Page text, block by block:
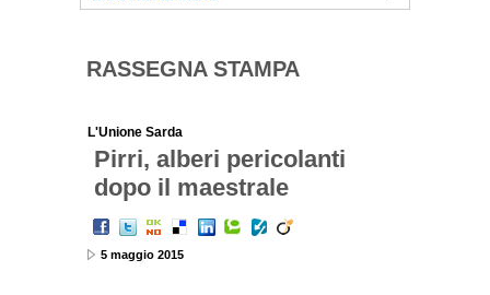
RASSEGNA STAMPA
L'Unione Sarda
Pirri, alberi pericolanti
dopo il maestrale
5 maggio 2015